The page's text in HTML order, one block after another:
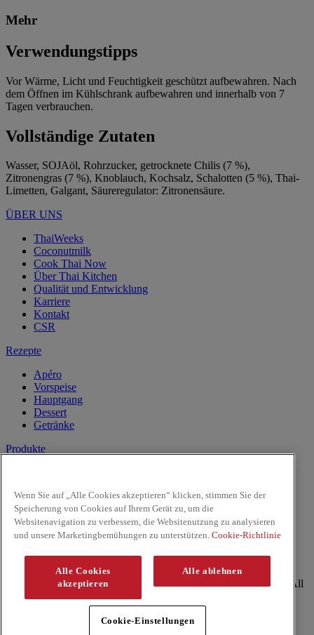
Mehr
Verwendungstipps
Vor Wärme, Licht und Feuchtigkeit geschützt aufbewahren. Nach
dem Öffnen im Kühlschrank aufbewahren und innerhalb von 7
Tagen verbrauchen.
Vollständige Zutaten
Wasser, SOJAöl, Rohrzucker, getrocknete Chilis (7 %),
Zitronengras (7 %), Knoblauch, Kochsalz, Schalotten (5 %), Thai-
Limetten, Galgant, Säureregulator: Zitronensäure.
ÜBER UNS
ThaiWeeks
Coconutmilk
Cook Thai Now
Über Thai Kitchen
Qualität und Entwicklung
Karriere
Kontakt
CSR
Rezepte
Apéro
Vorspeise
Hauptgang
Dessert
Getränke
Produkte
Reis & Nudeln
Kochsaucen
Saucen
Youtube
Copyright © 2026 ThaiKitchen (McCormick & Company, Inc). All
Rights Reserved
Datenschutzrichtlinie
Wenn Sie auf „Alle Cookies akzeptieren“ klicken, stimmen Sie der
Speicherung von Cookies auf Ihrem Gerät zu, um die
Websitenavigation zu verbessern, die Websitenutzung zu analysieren
und unsere Marketingbemühungen zu unterstützen. Cookie-Richtlinie
Alle Cookies
akzeptieren
Alle ablehnen
Cookie-Einstellungen